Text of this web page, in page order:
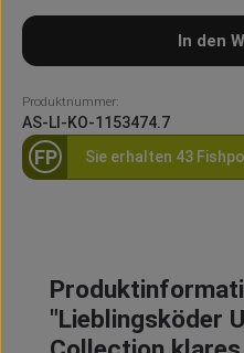
In den
Produktnummer:
AS-LI-KO-1153474.7
FP Sie erhalten 43
"Lieblingsköder